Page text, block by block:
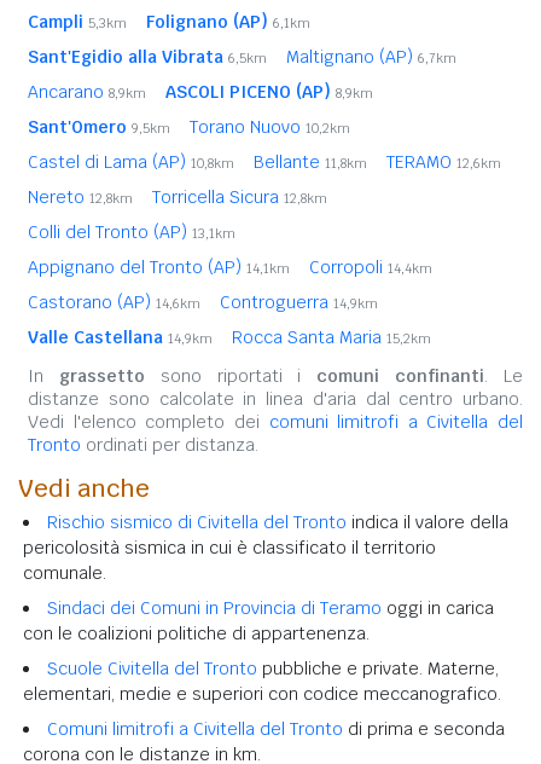
Campli 5,3km Folignano (AP) 6,1km
Sant'Egidio alla Vibrata 6,5km Maltignano (AP) 6,7km
Ancarano 8,9km ASCOLI PICENO (AP) 8,9km
Sant'Omero 9,5km Torano Nuovo 10,2km
Castel di Lama (AP) 10,8km Bellante 11,8km TERAMO 12,6km
Nereto 12,8km Torricella Sicura 12,8km
Colli del Tronto (AP) 13,1km
Appignano del Tronto (AP) 14,1km Corropoli 14,4km
Castorano (AP) 14,6km Controguerra 14,9km
Valle Castellana 14,9km Rocca Santa Maria 15,2km
In grassetto sono riportati i comuni confinanti. Le
distanze sono calcolate in linea d'aria dal centro urbano.
Vedi l'elenco completo dei comuni limitrofi a Civitella del
Tronto ordinati per distanza.
Vedi anche
Rischio sismico di Civitella del Tronto indica il valore della
pericolosità sismica in cui è classificato il territorio
comunale.
Sindaci dei Comuni in Provincia di Teramo oggi in carica
con le coalizioni politiche di appartenenza.
Scuole Civitella del Tronto pubbliche e private. Materne,
elementari, medie e superiori con codice meccanografico.
Comuni limitrofi a Civitella del Tronto di prima e seconda
corona con le distanze in km.